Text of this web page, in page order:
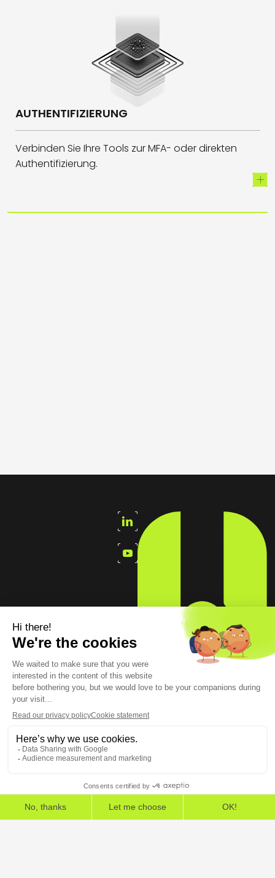
AUTHENTIFIZIERUNG
Verbinden Sie Ihre Tools zur MFA- oder direkten
Authentifizierung.
Über uns
Newsroom
The European Cybersecurity Leader in Workspace
Detection and Response